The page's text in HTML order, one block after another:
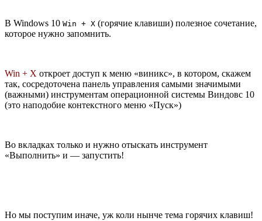
В Windows 10 Win + X (горячие клавиши) полезное сочетание,
которое нужно запомнить.
Win + X откроет доступ к меню «виникс», в котором, скажем
так, сосредоточена панель управления самыми значимыми
(важными) инструментам операционной системы Виндовс 10
(это наподобие контекстного меню «Пуск»)
Во вкладках только и нужно отыскать инструмент
«Выполнить» и — запустить!
Но мы поступим иначе, уж коли нынче тема горячих клавиш!